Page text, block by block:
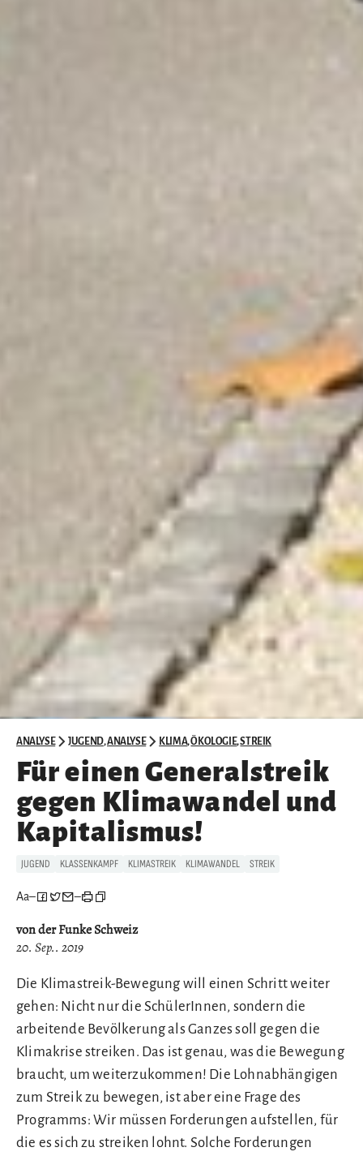
ANALYSE JUGEND,ANALYSE KLIMA,ÖKOLOGIE,STREIK
Für einen Generalstreik
gegen Klimawandel und
Kapitalismus!
JUGEND KLASSENKAMPF KLIMASTREIK KLIMAWANDEL STREIK
Aa– –
von der Funke Schweiz
20. Sep.. 2019
Die Klimastreik-Bewegung will einen Schritt weiter
gehen: Nicht nur die SchülerInnen, sondern die
arbeitende Bevölkerung als Ganzes soll gegen die
Klimakrise streiken. Das ist genau, was die Bewegung
braucht, um weiterzukommen! Die Lohnabhängigen
zum Streik zu bewegen, ist aber eine Frage des
Programms: Wir müssen Forderungen aufstellen, für
die es sich zu streiken lohnt. Solche Forderungen